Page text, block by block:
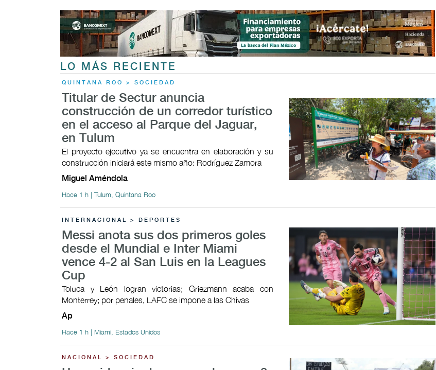
LO MÁS RECIENTE
QUINTANA ROO > SOCIEDAD
Titular de Sectur anuncia
construcción de un corredor turístico
en el acceso al Parque del Jaguar,
en Tulum
El proyecto ejecutivo ya se encuentra en elaboración y su
construcción iniciará este mismo año: Rodríguez Zamora
Miguel Améndola
Hace 1 h | Tulum, Quintana Roo
INTERNACIONAL > DEPORTES
Messi anota sus dos primeros goles
desde el Mundial e Inter Miami
vence 4-2 al San Luis en la Leagues
Cup
Toluca y León logran victorias; Griezmann acaba con
Monterrey; por penales, LAFC se impone a las Chivas
Ap
Hace 1 h | Miami, Estados Unidos
NACIONAL > SOCIEDAD